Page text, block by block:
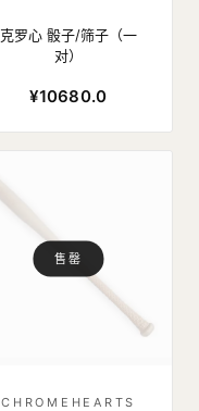
克罗心 骰子/筛子（一
对）
¥10680.0
售罄
CHROMEHEARTS